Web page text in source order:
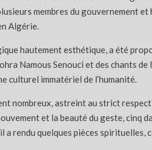
membres du gouvernement
Algérie.
hautement esthétique, a été
Namous Senouci et des chants
culturel immatériel de l’humanité.
nombreux, astreint au strict
et la beauté du geste, cinq
rendu quelques pièces spirituelles,